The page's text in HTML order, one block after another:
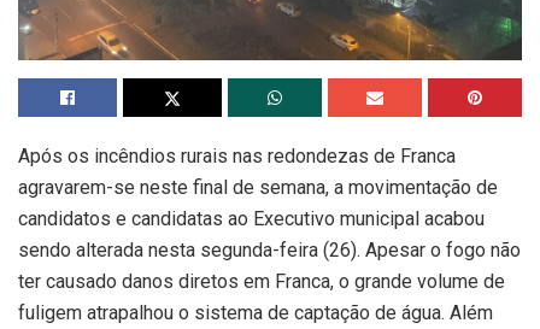
Após os incêndios rurais nas redondezas de Franca
agravarem-se neste final de semana, a movimentação de
candidatos e candidatas ao Executivo municipal acabou
sendo alterada nesta segunda-feira (26). Apesar o fogo não
ter causado danos diretos em Franca, o grande volume de
fuligem atrapalhou o sistema de captação de água. Além